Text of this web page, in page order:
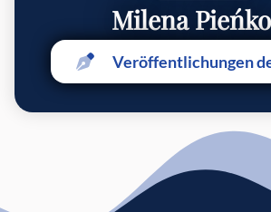
Milena
Veröffentlichungen